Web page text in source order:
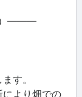
）―――
す。
より畑での